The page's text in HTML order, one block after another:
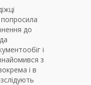
до
і
з
і в